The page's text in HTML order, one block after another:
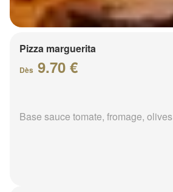
Pizza marguerita
Dès 9.70 €
Base sauce tomate, fromage, olives